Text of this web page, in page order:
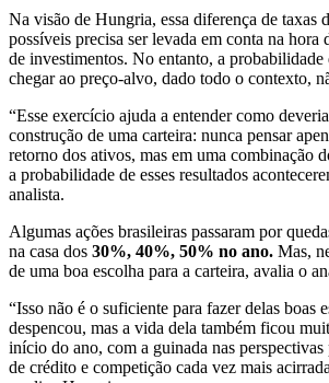
Na visão de Hungria, essa diferença de taxas
possíveis precisa ser levada em conta na hora
de investimentos. No entanto, a probabilidade
chegar ao preço-alvo, dado todo o contexto,
“Esse exercício ajuda a entender como
construção de uma carteira: nunca pensar
retorno dos ativos, mas em uma combinação
a probabilidade de esses resultados
analista.
Algumas ações brasileiras passaram por
na casa dos 30%, 40%, 50% no ano. Mas,
de uma boa escolha para a carteira, avalia o
“Isso não é o suficiente para fazer delas boas
despencou, mas a vida dela também ficou
início do ano, com a guinada nas perspectivas
de crédito e competição cada vez mais